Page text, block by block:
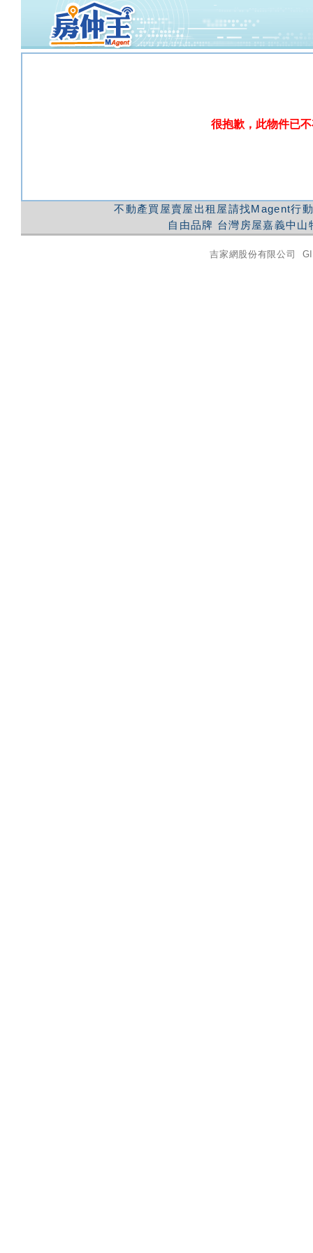
很抱歉，此物件已
不動產買屋賣屋出租屋請找Magent行
自由品牌 台灣房屋嘉義中山
吉家網股份有限公司